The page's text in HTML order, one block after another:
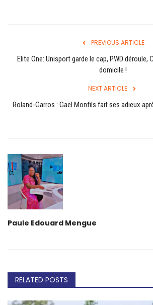
PREVIOUS ARTICLE
Elite One: Unisport garde le cap, PWD déroule,
domicile !
NEXT ARTICLE
Roland-Garros : Gaël Monfils fait ses adieux
Paule Edouard Mengue
RELATED POSTS